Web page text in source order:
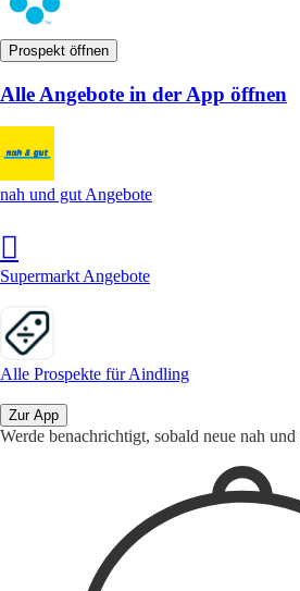
Prospekt öffnen
Alle Angebote in der App öffnen
nah und gut Angebote
Supermarkt Angebote
Alle Prospekte für Aindling
Zur App
Werde benachrichtigt, sobald neue nah